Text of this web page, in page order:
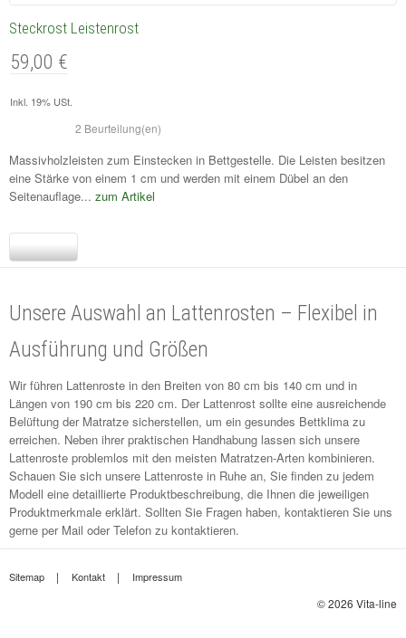
Steckrost Leistenrost
59,00 €
Inkl. 19% USt.
2 Beurteilung(en)
Massivholzleisten zum Einstecken in Bettgestelle. Die Leisten besitzen
eine Stärke von einem 1 cm und werden mit einem Dübel an den
Seitenauflage... zum Artikel
Unsere Auswahl an Lattenrosten – Flexibel in
Ausführung und Größen
Wir führen Lattenroste in den Breiten von 80 cm bis 140 cm und in
Längen von 190 cm bis 220 cm. Der Lattenrost sollte eine ausreichende
Belüftung der Matratze sicherstellen, um ein gesundes Bettklima zu
erreichen. Neben ihrer praktischen Handhabung lassen sich unsere
Lattenroste problemlos mit den meisten Matratzen-Arten kombinieren.
Schauen Sie sich unsere Lattenroste in Ruhe an, Sie finden zu jedem
Modell eine detaillierte Produktbeschreibung, die Ihnen die jeweiligen
Produktmerkmale erklärt. Sollten Sie Fragen haben, kontaktieren Sie uns
gerne per Mail oder Telefon zu kontaktieren.
Sitemap Kontakt Impressum
© 2026 Vita-line